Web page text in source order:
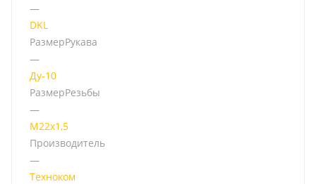
—
DKL
РазмерРукава
—
Ду-10
РазмерРезьбы
—
М22х1,5
Производитель
—
Техноком